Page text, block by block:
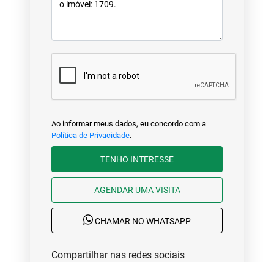
Ao informar meus dados, eu concordo com a
Política de Privacidade.
TENHO INTERESSE
AGENDAR UMA VISITA
CHAMAR NO WHATSAPP
Compartilhar nas redes sociais